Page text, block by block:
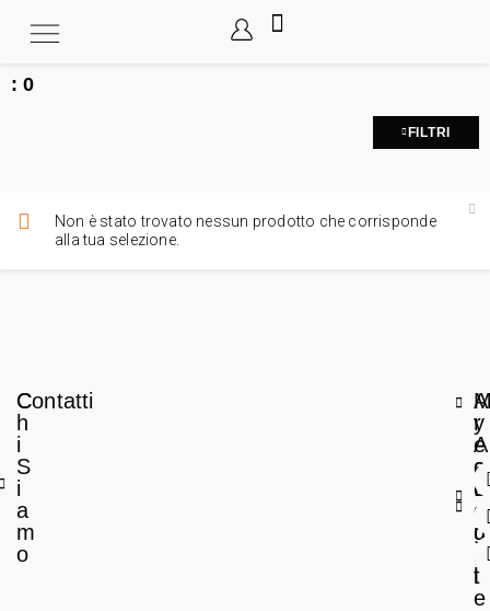
:0
FILTRI
Non è stato trovato nessun prodotto che corrisponde
alla tua selezione.
C
h
i
S
i
a
m
o
Contatti
A
r
e
a
L
e
g
l
e
y
A
c
c
o
u
t